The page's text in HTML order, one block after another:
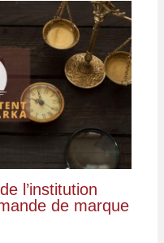
l’institution
de marque